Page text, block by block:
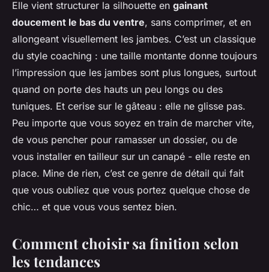
Elle vient structurer la silhouette en gainant
doucement le bas du ventre, sans comprimer, et en
allongeant visuellement les jambes. C’est un classique
du style coaching : une taille montante donne toujours
l’impression que les jambes sont plus longues, surtout
quand on porte des hauts un peu longs ou des
tuniques. Et cerise sur le gâteau : elle ne glisse pas.
Peu importe que vous soyez en train de marcher vite,
de vous pencher pour ramasser un dossier, ou de
vous installer en tailleur sur un canapé - elle reste en
place. Mine de rien, c’est ce genre de détail qui fait
que vous oubliez que vous portez quelque chose de
chic… et que vous vous sentez bien.
Comment choisir sa finition selon
les tendances